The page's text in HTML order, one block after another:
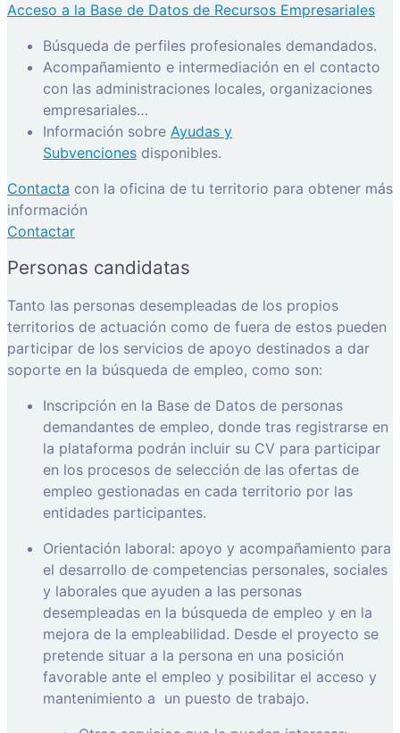
Acceso a la Base de Datos de Recursos Empresariales
Búsqueda de perfiles profesionales demandados.
Acompañamiento e intermediación en el contacto
con las administraciones locales, organizaciones
empresariales…
Información sobre Ayudas y
Subvenciones disponibles.
Contacta con la oficina de tu territorio para obtener más
información
Contactar
Personas candidatas
Tanto las personas desempleadas de los propios
territorios de actuación como de fuera de estos pueden
participar de los servicios de apoyo destinados a dar
soporte en la búsqueda de empleo, como son:
Inscripción en la Base de Datos de personas
demandantes de empleo, donde tras registrarse en
la plataforma podrán incluir su CV para participar
en los procesos de selección de las ofertas de
empleo gestionadas en cada territorio por las
entidades participantes.
Orientación laboral: apoyo y acompañamiento para
el desarrollo de competencias personales, sociales
y laborales que ayuden a las personas
desempleadas en la búsqueda de empleo y en la
mejora de la empleabilidad. Desde el proyecto se
pretende situar a la persona en una posición
favorable ante el empleo y posibilitar el acceso y
mantenimiento a un puesto de trabajo.